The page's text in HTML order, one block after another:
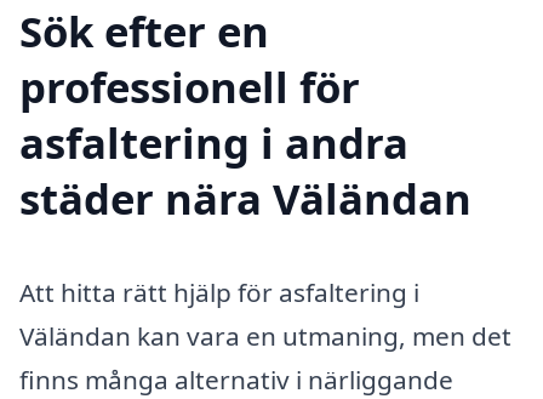
Sök efter en
professionell för
asfaltering i andra
städer nära Väländan
Att hitta rätt hjälp för asfaltering i
Väländan kan vara en utmaning, men det
finns många alternativ i närliggande